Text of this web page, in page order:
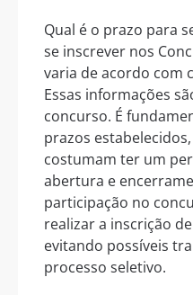
Qual é o prazo para
se inscrever nos
varia de acordo com
Essas informações
concurso. É
prazos
costumam ter um
abertura e
participação no
realizar a inscrição
evitando possíveis
processo seletivo.